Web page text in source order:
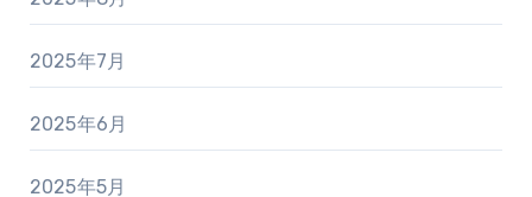
2025年7月
2025年6月
2025年5月